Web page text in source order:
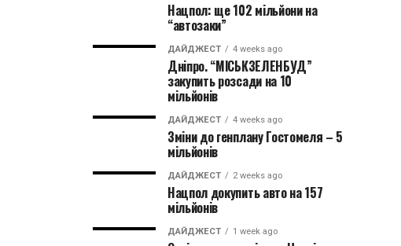
Нацпол: ще 102 мільйони на
“автозаки”
ДАЙДЖЕСТ 4 weeks ago
Дніпро. “МІСЬКЗЕЛЕНБУД”
закупить розсади на 10
мільйонів
ДАЙДЖЕСТ 4 weeks ago
Зміни до генплану Гостомеля – 5
мільйонів
ДАЙДЖЕСТ 2 weeks ago
Нацпол докупить авто на 157
мільйонів
ДАЙДЖЕСТ 1 week ago